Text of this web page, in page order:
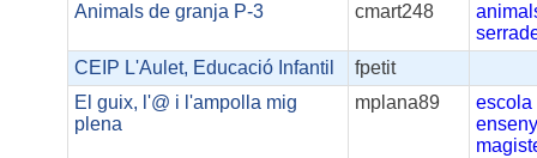
Animals de granja P-3
cmart248
CEIP L'Aulet, Educació Infantil
fpetit
El guix, l'@ i l'ampolla mig
plena
mplana89
escola